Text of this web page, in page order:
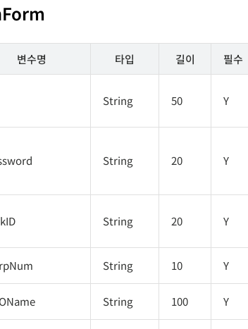
변수명 타입 길이 필수
String 50 Y
String 20 Y
String 20 Y
String 10 Y
String 100 Y